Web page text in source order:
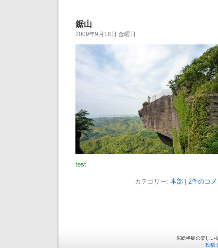
鋸山
2009年9月18日 金曜日
test
カテゴリー: 本部 2件のコ
房総半島の楽し
投稿